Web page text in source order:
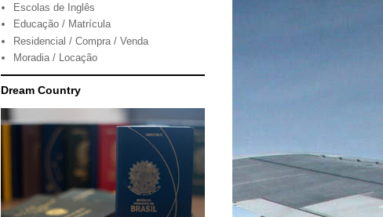
Escolas de Inglês
Educação / Matrícula
Residencial / Compra / Venda
Moradia / Locação
Dream Country